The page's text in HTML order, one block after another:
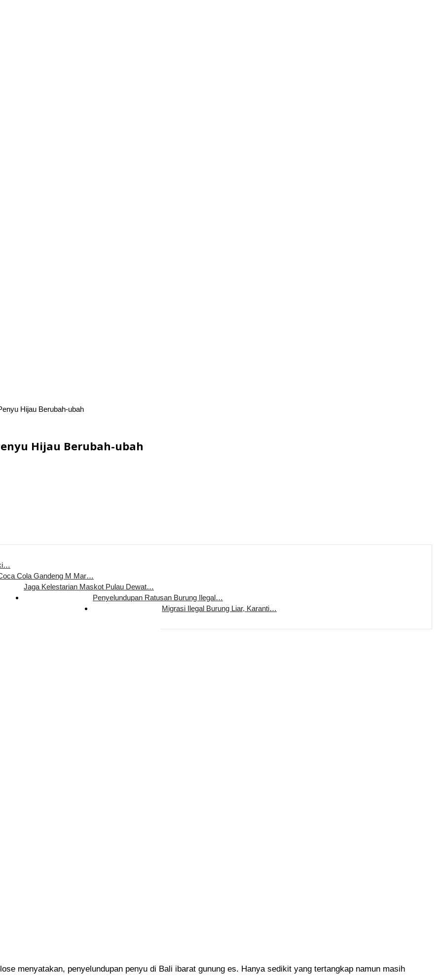
Hijau Berubah-ubah
Hijau Berubah-ubah
Cola Gandeng M Mar…
Jaga Kelestarian Maskot Pulau Dewat…
Penyelundupan Ratusan Burung Ilegal…
Migrasi Ilegal Burung Liar, Karanti…
menyatakan, penyelundupan penyu di Bali ibarat gunung es. Hanya sedikit yang tertangkap namun masih